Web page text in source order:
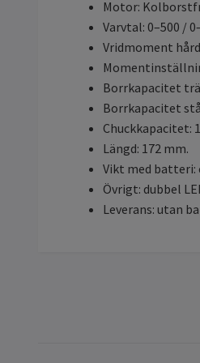
Motor:
Varvtal: 0–500 /
Vridmoment
Borrkapacitet
Borrkapacitet
Chuckkapacitet:
Längd: 172 mm.
Vikt med batteri:
Övrigt: dubbel
Leverans: utan